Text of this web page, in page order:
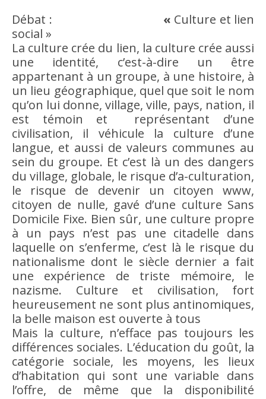
Débat : « Culture et lien
social »
La culture crée du lien, la culture crée aussi
une identité, c’est-à-dire un être
appartenant à un groupe, à une histoire, à
un lieu géographique, quel que soit le nom
qu’on lui donne, village, ville, pays, nation, il
est témoin et représentant d’une
civilisation, il véhicule la culture d’une
langue, et aussi de valeurs communes au
sein du groupe. Et c’est là un des dangers
du village, globale, le risque d’a-culturation,
le risque de devenir un citoyen www,
citoyen de nulle, gavé d’une culture Sans
Domicile Fixe. Bien sûr, une culture propre
à un pays n’est pas une citadelle dans
laquelle on s’enferme, c’est là le risque du
nationalisme dont le siècle dernier a fait
une expérience de triste mémoire, le
nazisme. Culture et civilisation, fort
heureusement ne sont plus antinomiques,
la belle maison est ouverte à tous
Mais la culture, n’efface pas toujours les
différences sociales. L’éducation du goût, la
catégorie sociale, les moyens, les lieux
d’habitation qui sont une variable dans
l’offre, de même que la disponibilité